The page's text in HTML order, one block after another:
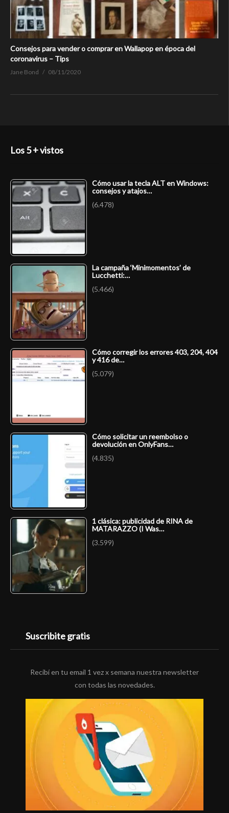
Consejos para vender o comprar en Wallapop en época del
coronavirus – Tips
Jane Bond 08/11/2020
Los 5 + vistos
Cómo usar la tecla ALT en Windows:
consejos y atajos…
(6.478)
La campaña ‘Minimomentos’ de
Lucchetti:…
(5.466)
Cómo corregir los errores 403, 204, 404
y 416 de…
(5.079)
Cómo solicitar un reembolso o
devolución en OnlyFans…
(4.835)
1 clásica: publicidad de RINA de
MATARAZZO (I Was…
(3.599)
Suscribite gratis
Recibí en tu email 1 vez x semana nuestra newsletter
con todas las novedades.